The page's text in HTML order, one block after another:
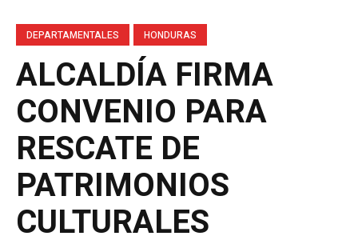
DEPARTAMENTALES HONDURAS
ALCALDÍA FIRMA
CONVENIO PARA
RESCATE DE
PATRIMONIOS
CULTURALES